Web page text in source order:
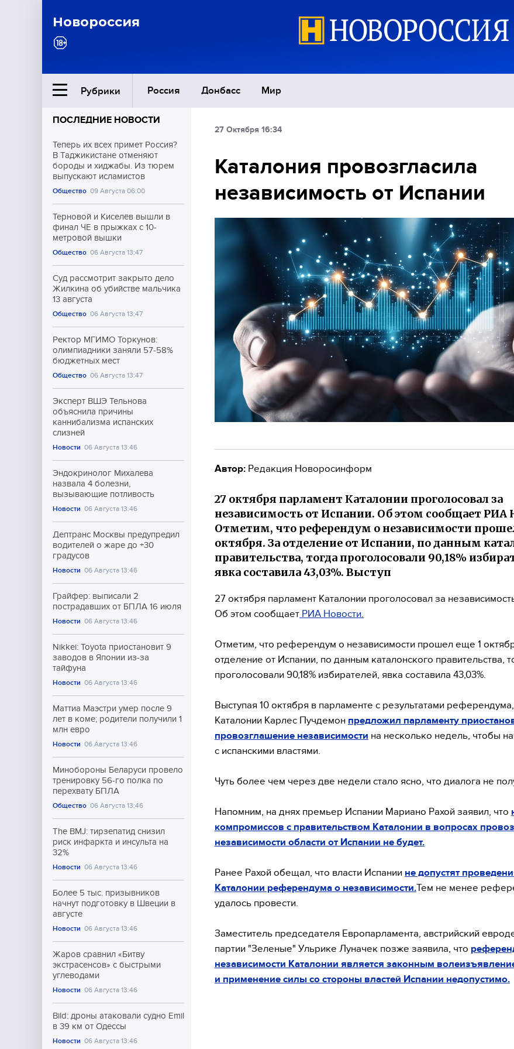
Новороссия
Рубрики Россия Донбасс Мир
Ближний Восток
Общество
Экономика
Культура
ПОСЛЕДНИЕ НОВОСТИ
Теперь их всех примет Россия?
В Таджикистане отменяют
бороды и хиджабы. Из тюрем
выпускают исламистов
Общество 09 Августа 06:00
Терновой и Киселёв вышли в
финал ЧЕ в прыжках с 10-
метровой вышки
Общество 06 Августа 13:47
Суд рассмотрит закрыто дело
Жилкина об убийстве мальчика
13 августа
Общество 06 Августа 13:47
Ректор МГИМО Торкунов:
олимпиадники заняли 57-58%
бюджетных мест
Общество 06 Августа 13:47
Эксперт ВШЭ Тельнова
объяснила причины
каннибализма испанских
слизней
Новости 06 Августа 13:46
Эндокринолог Михалева
назвала 4 болезни,
вызывающие потливость
Новости 06 Августа 13:46
Дептранс Москвы предупредил
водителей о жаре до +30
градусов
Новости 06 Августа 13:46
Грайфер: выписали 2
пострадавших от БПЛА 16 июля
Новости 06 Августа 13:46
Nikkei: Toyota приостановит 9
заводов в Японии из-за
тайфуна
Новости 06 Августа 13:46
Маттиа Маэстри умер после 9
лет в коме; родители получили 1
млн евро
Новости 06 Августа 13:46
Минобороны Беларуси провело
тренировку 56-го полка по
перехвату БПЛА
Общество 06 Августа 13:46
The BMJ: тирзепатид снизил
риск инфаркта и инсульта на
32%
Новости 06 Августа 13:46
Более 5 тыс. призывников
начнут подготовку в Швеции в
августе
Новости 06 Августа 13:46
Жаров сравнил «Битву
экстрасенсов» с быстрыми
углеводами
Новости 06 Августа 13:46
Bild: дроны атаковали судно Emil
в 39 км от Одессы
Новости 06 Августа 13:46
27 Октября 16:34
Каталония провозгласила
независимость от Испании
Автор: Редакция Новоросинформ
27 октября парламент Каталонии проголосовал за
независимость от Испании. Об этом сообщает РИА
Отметим, что референдум о независимости
октября. За отделение от Испании, по данным
правительства, тогда проголосовали 90,18%
явка составила 43,03%. Выступ
27 октября парламент Каталонии проголосовал за
Об этом сообщает РИА Новости.
Отметим, что референдум о независимости прошел еще 1
отделение от Испании, по данным каталонского правительства,
проголосовали 90,18% избирателей, явка составила 43,03%.
Выступая 10 октября в парламенте с результатами референдума,
Каталонии Карлес Пучдемон предложил парламенту
провозглашение независимости на несколько недель, чтобы
с испанскими властями.
Чуть более чем через две недели стало ясно, что диалога не
Напомним, на днях премьер Испании Мариано Рахой заявил, что
компромиссов с правительством Каталонии в вопросах
независимости области от Испании не будет.
Ранее Рахой обещал, что власти Испании не допустят
Каталонии референдума о независимости.Тем не менее
удалось провести.
Заместитель председателя Европарламента, австрийский
партии "Зеленые" Ульрике Луначек позже заявила, что
независимости Каталонии является законным
и применение силы со стороны властей Испании недопустимо.